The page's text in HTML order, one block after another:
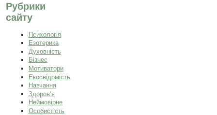
Рубрики
сайту
Психологія
Езотерика
Духовність
Бізнес
Мотиватори
Екосвідомість
Навчання
Здоров’я
Неймовірне
Особистість